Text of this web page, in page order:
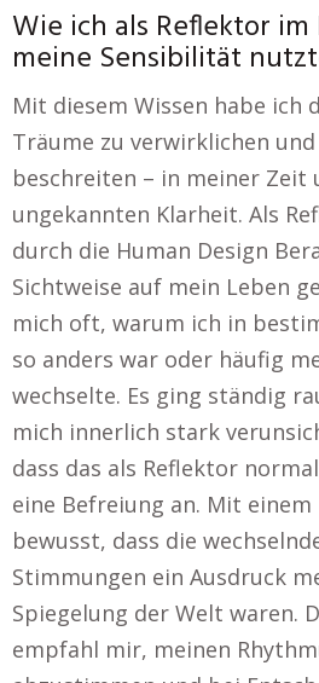
Wie ich als Reflektor
meine Sensibilität
Mit diesem Wissen habe ich
Träume zu verwirklichen
beschreiten – in meiner Zeit
ungekannten Klarheit. Als
durch die Human Design
Sichtweise auf mein Leben
mich oft, warum ich in
so anders war oder häufig
wechselte. Es ging ständig
mich innerlich stark
dass das als Reflektor
eine Befreiung an. Mit
bewusst, dass die
Stimmungen ein Ausdruck
Spiegelung der Welt waren.
empfahl mir, meinen